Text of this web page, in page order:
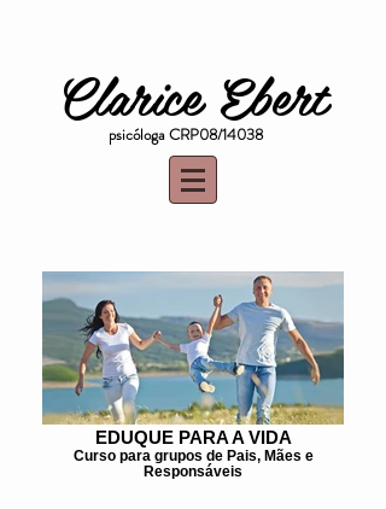
Clarice Ebert
psicóloga CRP08/14038
EDUQUE PARA A VIDA
Curso para grupos de Pais, Mães e
Responsáveis